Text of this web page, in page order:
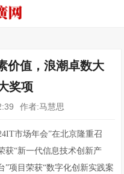
价值，浪潮卓数大
奖项
作者:马慧思
市场年会”在北京隆重召
获“新一代信息技术创新产
”项目荣获“数字化创新实践案